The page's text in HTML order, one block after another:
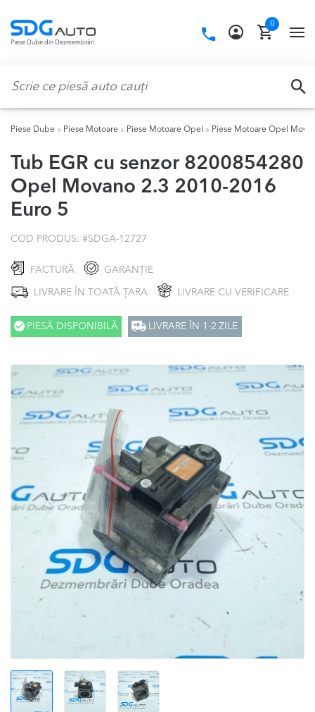
navigation
content
Piese Dube din Dezmembrări
Call
0
Piese Dube » Piese Motoare » Piese Motoare Opel » Piese Motoare Opel
Tub EGR cu senzor 8200854280
Opel Movano 2.3 2010-2016
Euro 5
COD PRODUS: #SDGA-12727
FACTURĂ GARANȚIE
LIVRARE ÎN TOATĂ ȚARA LIVRARE CU VERIFICARE
PIESĂ DISPONIBILĂ LIVRARE ÎN 1-2 ZILE